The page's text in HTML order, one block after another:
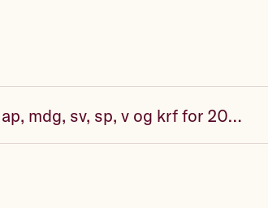
budsjettavtale mellom ap, mdg, sv, sp, v og krf for 2021.pdf